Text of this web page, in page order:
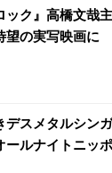
ック』高橋文哉
望の実写映画に
デスメタルシン
ールナイトニッ